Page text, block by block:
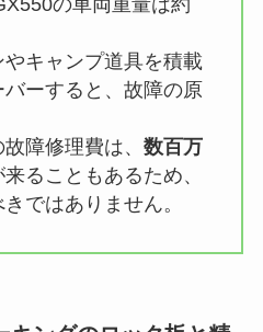
の車両重量は約
やキャンプ道具を積載
バーすると、故障の原
障修理費は、数百万
来ることもあるため、
ではありません。